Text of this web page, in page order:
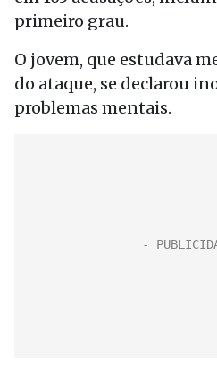
primeiro grau.
O jovem, que estudava
do ataque, se declarou
problemas mentais.